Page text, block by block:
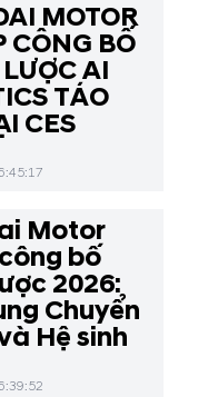
MOTOR
CÔNG BỐ
AI
TÁO
CES
Motor
bố
2026:
Chuyển
Hệ sinh